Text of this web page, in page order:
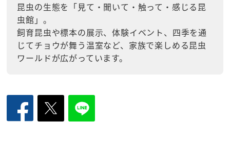
昆虫の生態を「見て・聞いて・触って・感じる昆
虫館」。
飼育昆虫や標本の展示、体験イベント、四季を通
じてチョウが舞う温室など、家族で楽しめる昆虫
ワールドが広がっています。